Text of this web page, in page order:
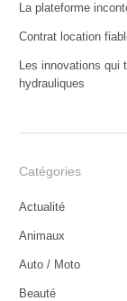
La plateforme
Contrat location
Les innovations qui
hydrauliques
Catégories
Actualité
Animaux
Auto / Moto
Beauté